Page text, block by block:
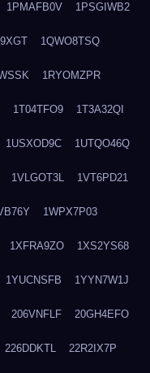
1PMAFB0V 1PSGIWB2
1QWO8TSQ
1RYOMZPR
1T04TFO9 1T3A32QI
1USXOD9C 1UTQO46Q
1VLGOT3L 1VT6PD21
1WPX7P03
1XFRA9ZO 1XS2YS68
1YUCNSFB 1YYN7W1J
206VNFLF 20GH4EFO
226DDKTL 22R2IX7P